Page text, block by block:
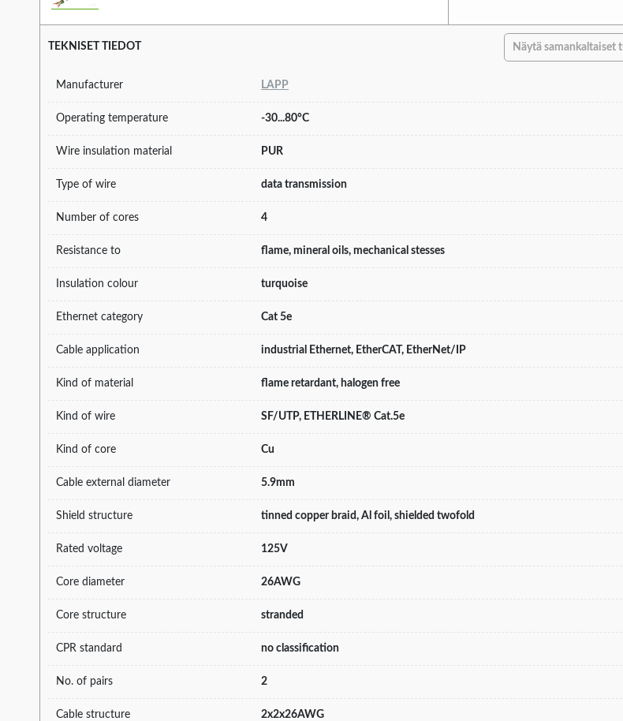
TEKNISET TIEDOT Näytä samankaltaiset
Manufacturer LAPP
Operating temperature -30...80°C
Wire insulation material PUR
Type of wire data transmission
Number of cores 4
Resistance to flame, mineral oils, mechanical stesses
Insulation colour turquoise
Ethernet category Cat 5e
Cable application industrial Ethernet, EtherCAT, EtherNet/IP
Kind of material flame retardant, halogen free
Kind of wire SF/UTP, ETHERLINE® Cat.5e
Kind of core Cu
Cable external diameter 5.9mm
Shield structure tinned copper braid, Al foil, shielded twofold
Rated voltage 125V
Core diameter 26AWG
Core structure stranded
CPR standard no classification
No. of pairs 2
Cable structure 2x2x26AWG